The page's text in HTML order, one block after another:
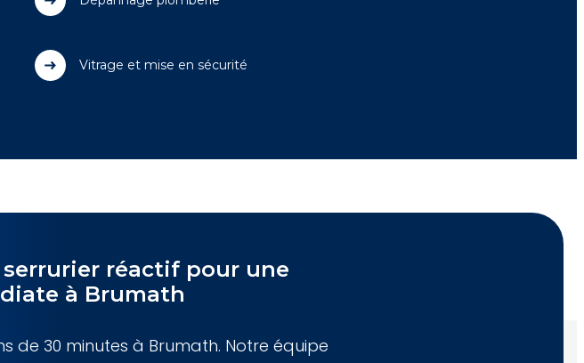
Vitrage et mise en sécurité
réactif pour une
à Brumath
de 30 minutes à Brumath. Notre équipe